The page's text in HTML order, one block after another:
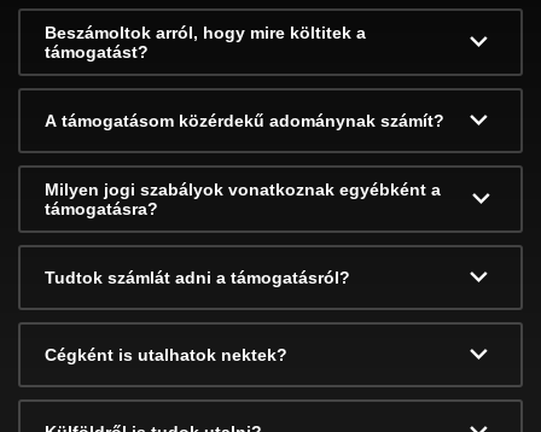
Beszámoltok arról, hogy mire költitek a
támogatást?
A támogatásom közérdekű adománynak számít?
Milyen jogi szabályok vonatkoznak egyébként a
támogatásra?
Tudtok számlát adni a támogatásról?
Cégként is utalhatok nektek?